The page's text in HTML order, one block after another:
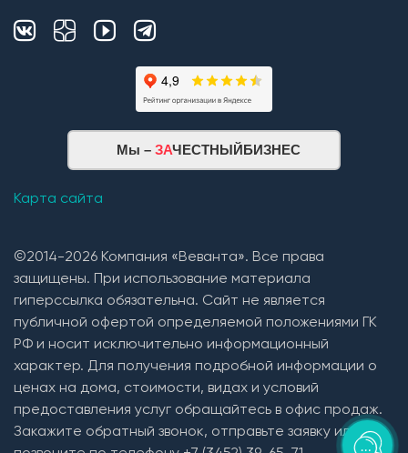
Мы – ЗАЧЕСТНЫЙБИЗНЕС
Карта сайта
©2014-2026 Компания «Веванта». Все права
защищены. При использование материала
гиперссылка обязательна. Сайт не является
публичной офертой определяемой положениями ГК
РФ и носит исключительно информационный
характер. Для получения подробной информации о
ценах на дома, стоимости, видах и условий
предоставления услуг обращайтесь в офис продаж.
Закажите обратный звонок, отправьте заявку или